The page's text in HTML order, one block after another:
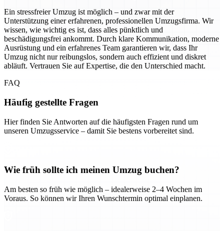
Ein stressfreier Umzug ist möglich – und zwar mit der
Unterstützung einer erfahrenen, professionellen Umzugsfirma. Wir
wissen, wie wichtig es ist, dass alles pünktlich und
beschädigungsfrei ankommt. Durch klare Kommunikation, moderne
Ausrüstung und ein erfahrenes Team garantieren wir, dass Ihr
Umzug nicht nur reibungslos, sondern auch effizient und diskret
abläuft. Vertrauen Sie auf Expertise, die den Unterschied macht.
FAQ
Häufig gestellte Fragen
Hier finden Sie Antworten auf die häufigsten Fragen rund um
unseren Umzugsservice – damit Sie bestens vorbereitet sind.
Wie früh sollte ich meinen Umzug buchen?
Am besten so früh wie möglich – idealerweise 2–4 Wochen im
Voraus. So können wir Ihren Wunschtermin optimal einplanen.